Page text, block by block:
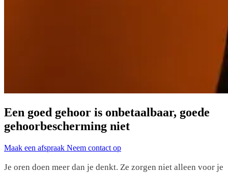
Een goed gehoor is onbetaalbaar, goede
gehoorbescherming niet
Maak een afspraak Neem contact op
Je oren doen meer dan je denkt. Ze zorgen niet alleen voor je